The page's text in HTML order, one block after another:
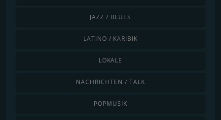
JAZZ / BLUES
LATINO / KARIBIK
LOKALE
NACHRICHTEN / TALK
POPMUSIK